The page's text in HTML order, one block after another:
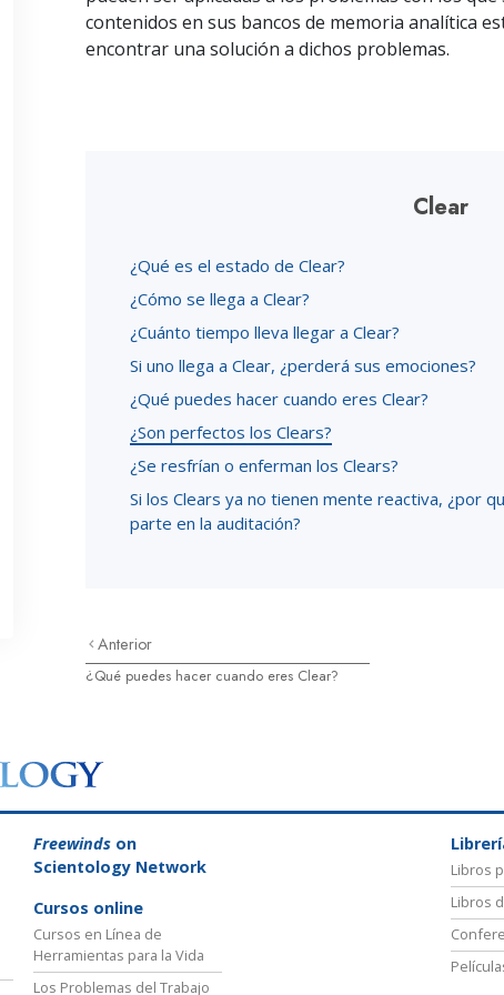
Amor y Odio:
¿Qué es
contenidos en sus bancos de memoria analítica
encontrar una solución a dichos problemas.
Clear
¿Qué es el estado de Clear?
¿Cómo se llega a Clear?
¿Cuánto tiempo lleva llegar a Clear?
Si uno llega a Clear, ¿perderá sus emociones?
¿Qué puedes hacer cuando eres Clear?
¿Son perfectos los Clears?
¿Se resfrían o enferman los Clears?
Si los Clears ya no tienen mente reactiva, ¿por
parte en la auditación?
Anterior
¿Qué puedes hacer cuando eres Clear?
Freewinds on
Scientology Network
Cursos online
Cursos en Línea de
Herramientas para la Vida
Los Problemas del Trabajo
Libros
Libros